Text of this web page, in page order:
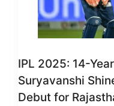
IPL 2025: 14-
Suryavanshi
Debut for